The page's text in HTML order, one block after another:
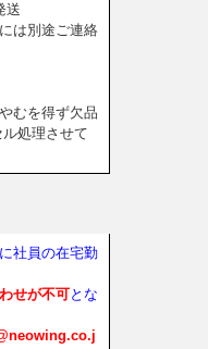
送
は別途ご連絡
むを得ず欠品
処理させて
社員の在宅勤
せが不可とな